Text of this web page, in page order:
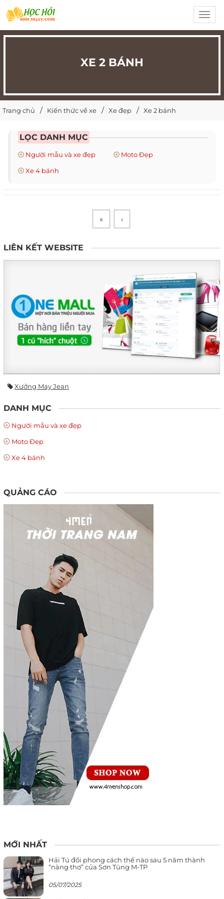
XE 2 BÁNH
Trang chủ Kiến thức về xe Xe đẹp Xe 2 bánh
LỌC DANH MỤC
Người mẫu và xe đẹp
Moto Đẹp
Xe 4 bánh
« ‹
LIÊN KẾT WEBSITE
Xưởng May Jean
DANH MỤC
Người mẫu và xe đẹp
Moto Đẹp
Xe 4 bánh
QUẢNG CÁO
MỚI NHẤT
Hải Tú đổi phong cách thế nào sau 5 năm thành
“nàng thơ” của Sơn Tùng M-TP
05/07/2025